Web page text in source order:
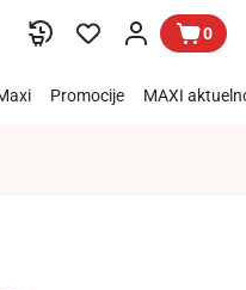
0
Promocije MAXI